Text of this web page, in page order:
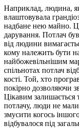
Наприклад, людина,
влаштовувала
надбане нею майно.
дарування. Потлач
від людини
кому належить бути
найбожевільнішим
спільнотах потлач
кості. Той, хто
покірно дозволяючи
Цікавим залишається
потлачу, люди не
змусити когось
відбувалося під